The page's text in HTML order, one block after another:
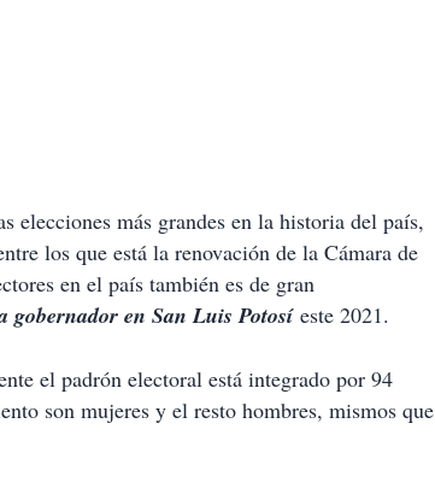
más grandes en la historia del país,
los que está la renovación de la Cámara de
en el país también es de gran
gobernador en San Luis Potosíeste 2021.
el padrón electoral está integrado por 94
son mujeres y el resto hombres, mismos que